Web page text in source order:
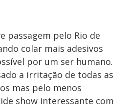
passagem pelo Rio de
colar mais adesivos
por um ser humano.
a irritação de todas as
mas pelo menos
show interessante com